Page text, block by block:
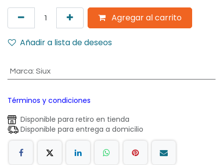
Agregar al carrito
Añadir a lista de deseos
Marca: Siux
Términos y condiciones
Disponible para retiro en tienda
Disponible para entrega a domicilio